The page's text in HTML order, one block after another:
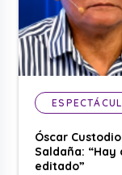
Óscar
Saldaña:
editado”